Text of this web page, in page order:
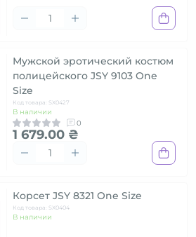
Мужской эротический костюм
полицейского JSY 9103 One
Size
Код товара: SX0427
В наличии
0
1 679.00 ₴
Корсет JSY 8321 One Size
Код товара: SX0404
В наличии